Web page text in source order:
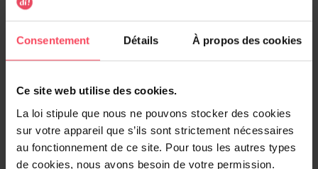
Consentement Détails À propos des cookies
Ce site web utilise des cookies.
La loi stipule que nous ne pouvons stocker des cookies
sur votre appareil que s’ils sont strictement nécessaires
au fonctionnement de ce site. Pour tous les autres types
de cookies, nous avons besoin de votre permission.
Retour gratuit dans votre magasin
Expédition sous 24h
Description
Laissez-vous envoûter par Belle d'Orient, le parfum inspiré
de notre gamme corps Beauté d’Orient. Cette fragrance